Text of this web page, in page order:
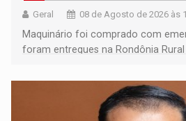
Geral 08 de Agosto de 2026 às
Maquinário foi comprado com
foram entregues na Rondônia